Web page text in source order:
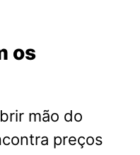
os
mão do
preços